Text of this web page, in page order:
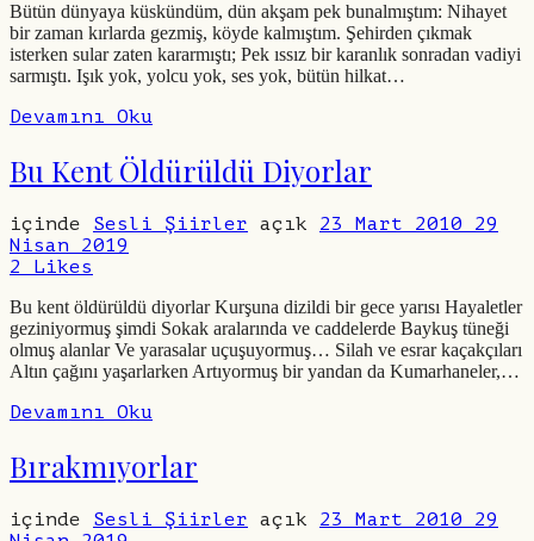
Bütün dünyaya küskündüm, dün akşam pek bunalmıştım: Nihayet
bir zaman kırlarda gezmiş, köyde kalmıştım. Şehirden çıkmak
isterken sular zaten kararmıştı; Pek ıssız bir karanlık sonradan vadiyi
sarmıştı. Işık yok, yolcu yok, ses yok, bütün hilkat…
Devamını Oku
Bu Kent Öldürüldü Diyorlar
içinde Sesli Şiirler açık 23 Mart 2010 29
Nisan 2019
2
Likes
Bu kent öldürüldü diyorlar Kurşuna dizildi bir gece yarısı Hayaletler
geziniyormuş şimdi Sokak aralarında ve caddelerde Baykuş tüneği
olmuş alanlar Ve yarasalar uçuşuyormuş… Silah ve esrar kaçakçıları
Altın çağını yaşarlarken Artıyormuş bir yandan da Kumarhaneler,…
Devamını Oku
Bırakmıyorlar
içinde Sesli Şiirler açık 23 Mart 2010 29